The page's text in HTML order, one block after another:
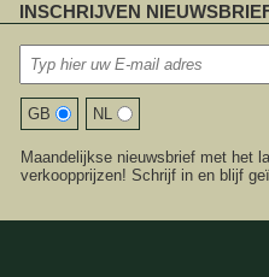
INSCHRIJVEN
GB NL
Maandelijkse nieuwsbrief met het
verkoopprijzen! Schrijf in en blijf